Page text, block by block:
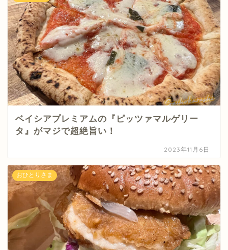
ベイシアプレミアムの『ピッツァマルゲリー
タ』がマジで超絶旨い！
2023年11月6日
おひとりさま